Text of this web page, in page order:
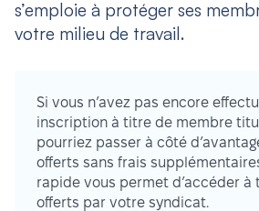
s’emploie à protéger ses
votre milieu de travail.
Si vous n’avez pas encore
inscription à titre de membre
pourriez passer à côté
offerts sans frais
rapide vous permet d’accéder à
offerts par votre syndicat.